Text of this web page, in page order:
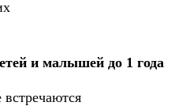
и малышей до 1 года